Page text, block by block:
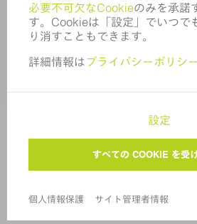
コーポレートガバナンス
サイト管理者情報
プライバシー設定